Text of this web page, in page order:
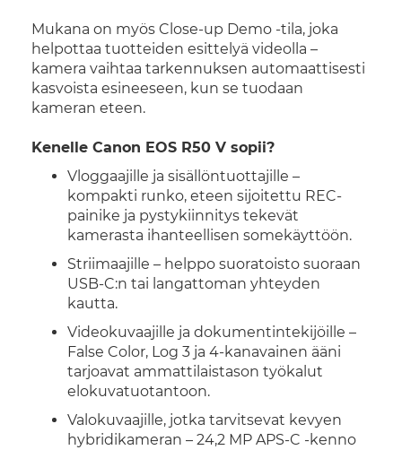
Mukana on myös Close-up Demo -tila, joka
helpottaa tuotteiden esittelyä videolla –
kamera vaihtaa tarkennuksen automaattisesti
kasvoista esineeseen, kun se tuodaan
kameran eteen.
Kenelle Canon EOS R50 V sopii?
Vloggaajille ja sisällöntuottajille –
kompakti runko, eteen sijoitettu REC-
painike ja pystykiinnitys tekevät
kamerasta ihanteellisen somekäyttöön.
Striimaajille – helppo suoratoisto suoraan
USB-C:n tai langattoman yhteyden
kautta.
Videokuvaajille ja dokumentintekijöille –
False Color, Log 3 ja 4-kanavainen ääni
tarjoavat ammattilaistason työkalut
elokuvatuotantoon.
Valokuvaajille, jotka tarvitsevat kevyen
hybridikameran – 24,2 MP APS-C -kenno